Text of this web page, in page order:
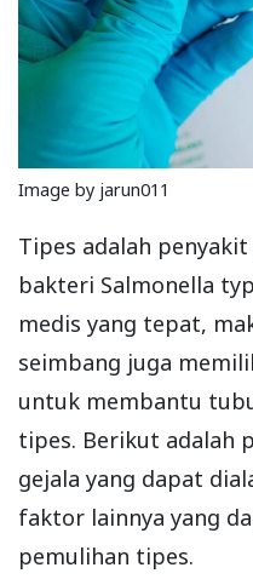
Image by jarun011
Tipes adalah
bakteri Salmonella
medis yang tepat,
seimbang juga
untuk membantu
tipes. Berikut adalah
gejala yang dapat
faktor lainnya yang
pemulihan tipes.